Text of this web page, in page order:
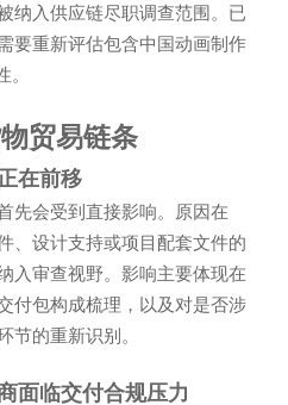
纳入供应链尽职调查范围。已
要重新评估包含中国动画制作
。
贸易链条
在前移
先会受到直接影响。原因在
、设计支持或项目配套文件的
入审查视野。影响主要体现在
付包构成梳理，以及对是否涉
节的重新识别。
面临交付合规压力